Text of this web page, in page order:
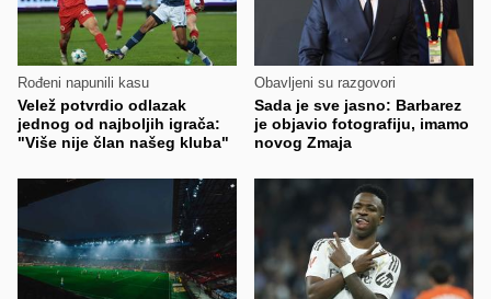
Rođeni napunili kasu
Velež potvrdio odlazak
jednog od najboljih igrača:
"Više nije član našeg kluba"
Obavljeni su razgovori
Sada je sve jasno: Barbarez
je objavio fotografiju, imamo
novog Zmaja